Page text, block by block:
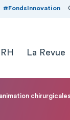
#FondsInnovation
La Revue
chirurgicales